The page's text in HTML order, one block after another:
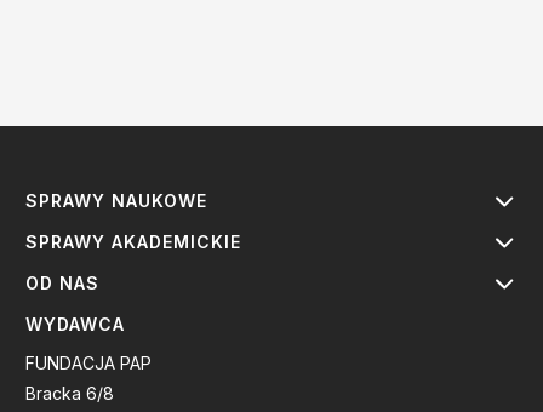
SPRAWY NAUKOWE
SPRAWY AKADEMICKIE
OD NAS
WYDAWCA
FUNDACJA PAP
Bracka 6/8